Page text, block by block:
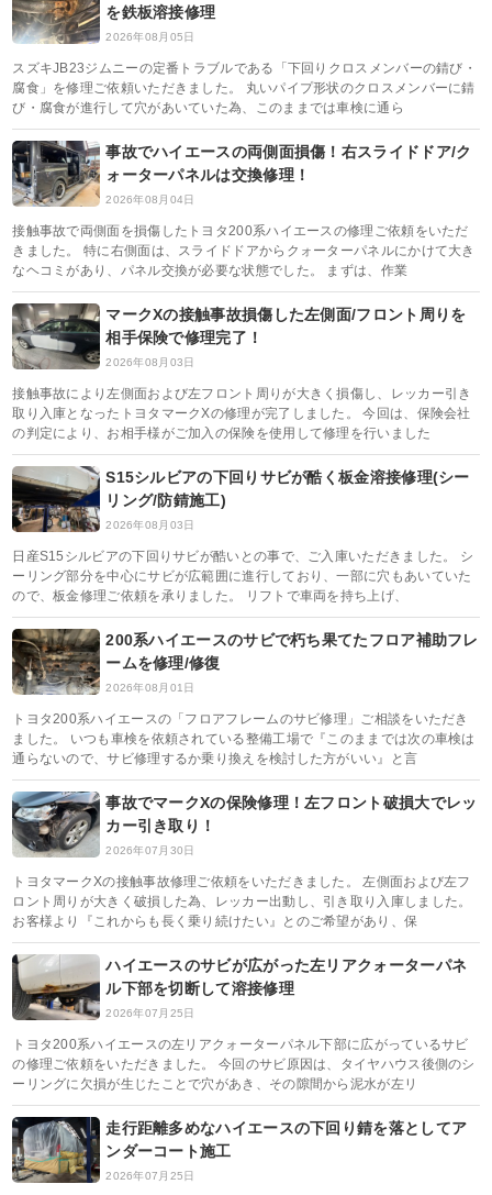
を鉄板溶接修理
2026年08月05日
スズキJB23ジムニーの定番トラブルである「下回りクロスメンバーの錆び・
腐食」を修理ご依頼いただきました。 丸いパイプ形状のクロスメンバーに錆
び・腐食が進行して穴があいていた為、このままでは車検に通ら
事故でハイエースの両側面損傷！右スライドドア/ク
ォーターパネルは交換修理！
2026年08月04日
接触事故で両側面を損傷したトヨタ200系ハイエースの修理ご依頼をいただ
きました。 特に右側面は、スライドドアからクォーターパネルにかけて大き
なヘコミがあり、パネル交換が必要な状態でした。 まずは、作業
マークXの接触事故損傷した左側面/フロント周りを
相手保険で修理完了！
2026年08月03日
接触事故により左側面および左フロント周りが大きく損傷し、レッカー引き
取り入庫となったトヨタマークXの修理が完了しました。 今回は、保険会社
の判定により、お相手様がご加入の保険を使用して修理を行いました
S15シルビアの下回りサビが酷く板金溶接修理(シー
リング/防錆施工)
2026年08月03日
日産S15シルビアの下回りサビが酷いとの事で、ご入庫いただきました。 シ
ーリング部分を中心にサビが広範囲に進行しており、一部に穴もあいていた
ので、板金修理ご依頼を承りました。 リフトで車両を持ち上げ、
200系ハイエースのサビで朽ち果てたフロア補助フレ
ームを修理/修復
2026年08月01日
トヨタ200系ハイエースの「フロアフレームのサビ修理」ご相談をいただき
ました。 いつも車検を依頼されている整備工場で『このままでは次の車検は
通らないので、サビ修理するか乗り換えを検討した方がいい』と言
事故でマークXの保険修理！左フロント破損大でレッ
カー引き取り！
2026年07月30日
トヨタマークXの接触事故修理ご依頼をいただきました。 左側面および左フ
ロント周りが大きく破損した為、レッカー出動し、引き取り入庫しました。
お客様より『これからも長く乗り続けたい』とのご希望があり、保
ハイエースのサビが広がった左リアクォーターパネ
ル下部を切断して溶接修理
2026年07月25日
トヨタ200系ハイエースの左リアクォーターパネル下部に広がっているサビ
の修理ご依頼をいただきました。 今回のサビ原因は、タイヤハウス後側のシ
ーリングに欠損が生じたことで穴があき、その隙間から泥水が左リ
走行距離多めなハイエースの下回り錆を落としてア
ンダーコート施工
2026年07月25日